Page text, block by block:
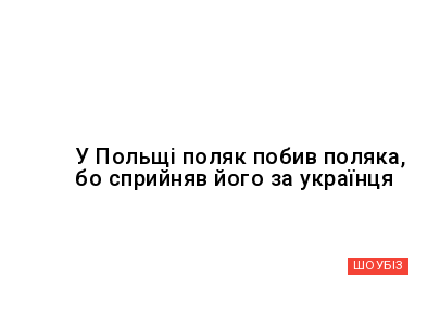
У Польщі поляк побив поляка,
бо сприйняв його за українця
ШОУБIЗ